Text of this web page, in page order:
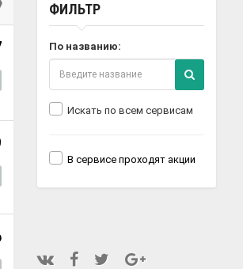
ФИЛЬТР
По названию:
Искать по всем сервисам
В сервисе проходят акции